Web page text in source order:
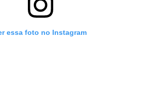
essa foto no Instagram